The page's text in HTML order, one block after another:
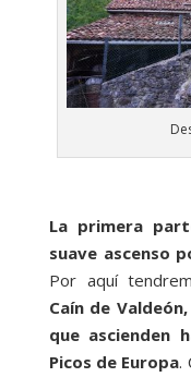
La primera
suave ascenso
Por aquí
Caín de
que ascienden
Picos de Europa.